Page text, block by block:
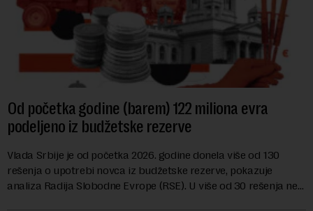
Od početka godine (barem) 122 miliona evra
podeljeno iz budžetske rezerve
Vlada Srbije je od početka 2026. godine donela više od 130
rešenja o upotrebi novca iz budžetske rezerve, pokazuje
analiza Radija Slobodne Evrope (RSE). U više od 30 rešenja ne